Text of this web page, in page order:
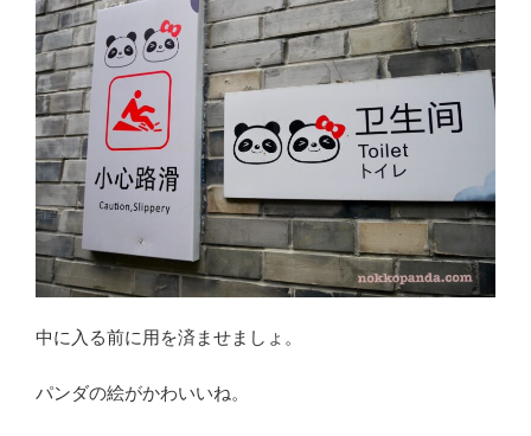
中に入る前に用を済ませましょ。
パンダの絵がかわいいね。